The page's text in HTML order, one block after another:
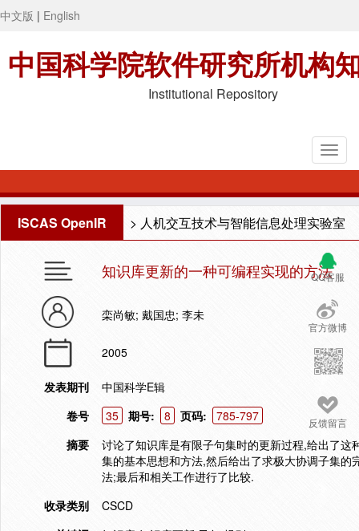
中文版 | English
中国科学院软件研究所机构
Institutional Repository
ISCAS OpenIR > 人机交互技术与智能信息处理实验室
QQ客服
官方微博
反馈留言
知识库更新的一种可编程实现的方法
栾尚敏; 戴国忠; 李未
2005
发表期刊
中国科学E辑
卷号
35 期号: 8 页码:
785-797
摘要
讨论了知识库是有限子句集时的更新过程,给出了
集的基本思想和方法,然后给出了求极大协调子集
法;最后和相关工作进行了比较.
收录类别
CSCD